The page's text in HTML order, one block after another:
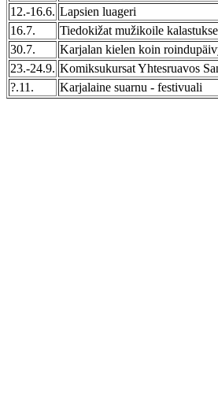
12.-16.6. Lapsien luageri
16.7.
Tiedokižat mužikoile
30.7.
Karjalan kielen koin
23.-24.9. Komiksukursat Yhtesruavos
?.11.
Karjalaine suarnu - festivuali